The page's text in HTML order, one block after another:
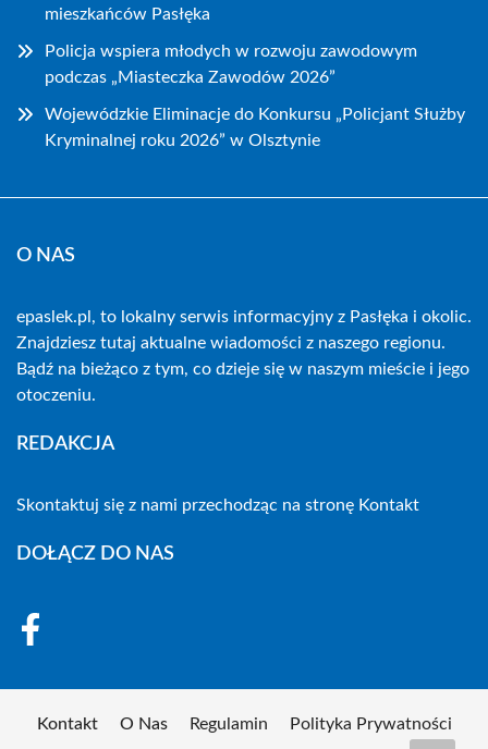
mieszkańców Pasłęka
Policja wspiera młodych w rozwoju zawodowym
podczas „Miasteczka Zawodów 2026”
Wojewódzkie Eliminacje do Konkursu „Policjant Służby
Kryminalnej roku 2026” w Olsztynie
O NAS
epaslek.pl, to lokalny serwis informacyjny z Pasłęka i okolic.
Znajdziesz tutaj aktualne wiadomości z naszego regionu.
Bądź na bieżąco z tym, co dzieje się w naszym mieście i jego
otoczeniu.
REDAKCJA
Skontaktuj się z nami przechodząc na stronę Kontakt
DOŁĄCZ DO NAS
Kontakt O Nas Regulamin Polityka Prywatności